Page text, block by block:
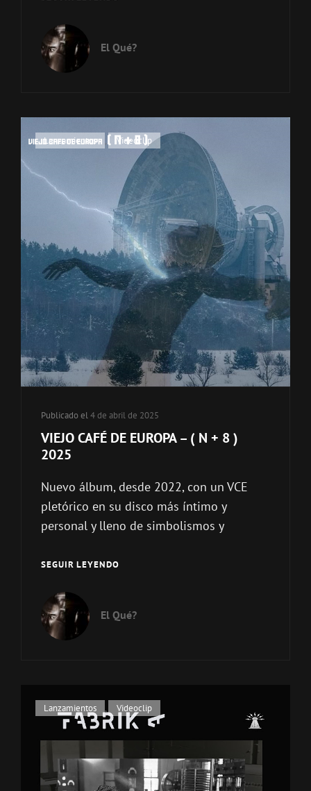
EUROPA
–
NOSTALGIA
(E.P)
El Qué?
Enlaces
categorías
Lanzamientos , Videoclip
Publicado el4 de abril de 2025
VIEJO CAFÉ DE EUROPA – ( N + 8 )
2025
Nuevo álbum, desde 2022, con un VCE
pletórico en su disco más íntimo y
personal y lleno de simbolismos y
SEGUIR LEYENDOVIEJO
EUROPA
–
)
2025
El Qué?
Enlaces
categorías
Lanzamientos , Videoclip